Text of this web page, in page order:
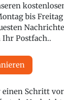
bis
Postfach..
Schritt